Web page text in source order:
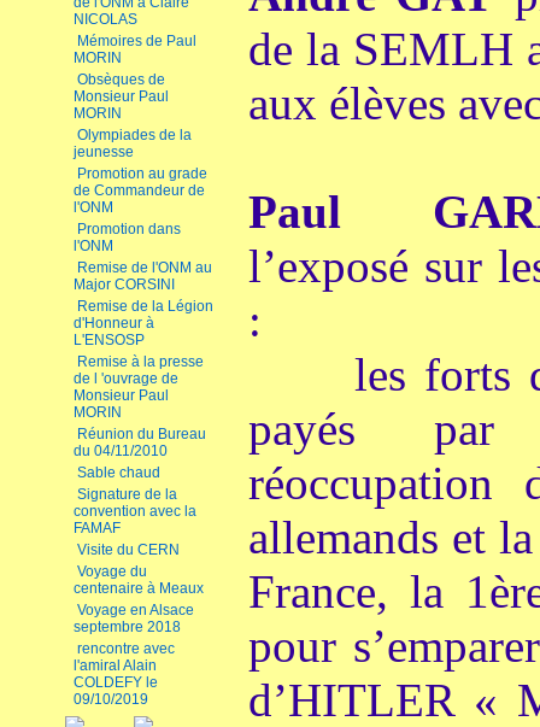
NICOLAS
Mémoires de Paul
MORIN
Obsèques de
Monsieur Paul
MORIN
Olympiades de la
jeunesse
Promotion au grade
de Commandeur de
l'ONM
Promotion dans
l'ONM
Remise de l'ONM au
Major CORSINI
Remise de la Légion
d'Honneur à
L'ENSOSP
Remise à la presse
de l 'ouvrage de
Monsieur Paul
MORIN
Réunion du Bureau
du 04/11/2010
Sable chaud
Signature de la
convention avec la
FAMAF
Visite du CERN
Voyage du
centenaire à Meaux
Voyage en Alsace
septembre 2018
rencontre avec
l'amiral Alain
COLDEFY le
09/10/2019
de la SEMLH
aux élèves
Paul
l’exposé sur
:
les forts
payés par
allemands et
France, la
pour
d’HITLER «